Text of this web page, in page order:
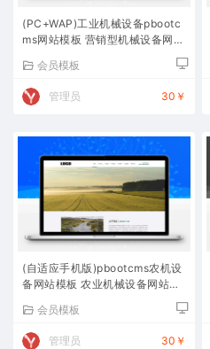
(PC+WAP)工业机械设备pbootc
ms网站模板 营销型机械设备网站
会员模板
管理员 30￥
(自适应手机版)pbootcms农机设
备网站模板 农业机械设备网站源
会员模板
管理员 30￥